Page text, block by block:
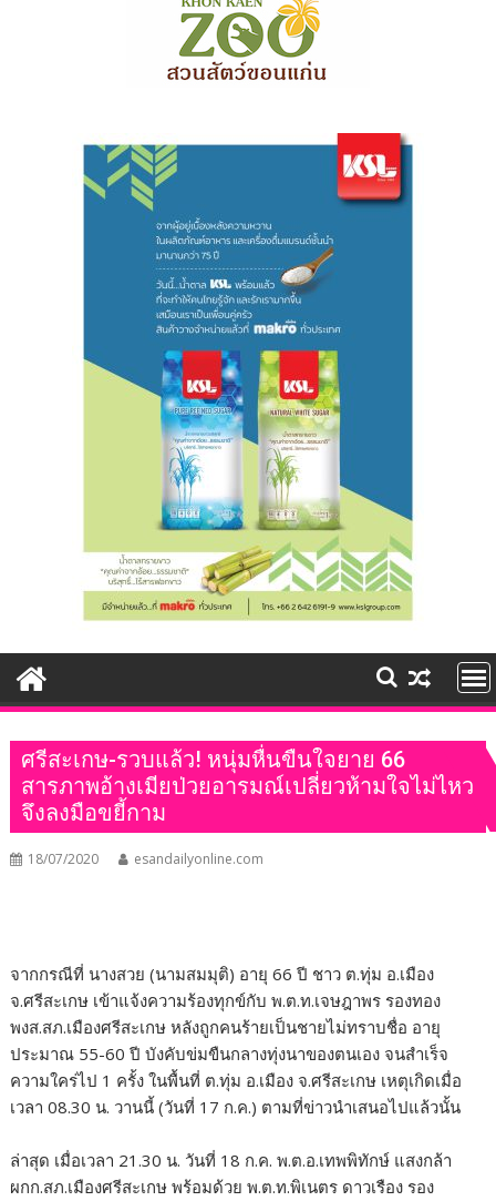
ศรีสะเกษ-รวบแล้ว! หนุ่มหื่นขืนใจยาย 66
สารภาพอ้างเมียป่วยอารมณ์เปลี่ยวห้ามใจไม่ไหว
จึงลงมือขยี้กาม
18/07/2020 esandailyonline.com
จากกรณีที่ นางสวย (นามสมมุติ) อายุ 66 ปี ชาว ต.ทุ่ม อ.เมือง
จ.ศรีสะเกษ เข้าแจ้งความร้องทุกข์กับ พ.ต.ท.เจษฎาพร รองทอง
พงส.สภ.เมืองศรีสะเกษ หลังถูกคนร้ายเป็นชายไม่ทราบชื่อ อายุ
ประมาณ 55-60 ปี บังคับข่มขืนกลางทุ่งนาของตนเอง จนสำเร็จ
ความใคร่ไป 1 ครั้ง ในพื้นที่ ต.ทุ่ม อ.เมือง จ.ศรีสะเกษ เหตุเกิดเมื่อ
เวลา 08.30 น. วานนี้ (วันที่ 17 ก.ค.) ตามที่ข่าวนำเสนอไปแล้วนั้น
ล่าสุด เมื่อเวลา 21.30 น. วันที่ 18 ก.ค. พ.ต.อ.เทพพิทักษ์ แสงกล้า
ผกก.สภ.เมืองศรีสะเกษ พร้อมด้วย พ.ต.ท.พิเนตร ดาวเรือง รอง